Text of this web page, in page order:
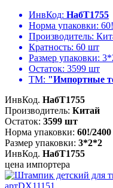
ИнвКод: НабТ1755
Норма упаковки:
Производитель:
Кратность: 60 шт
Размер упаковки:
Остаток: 3599 шт
ТМ: "Импортные
ИнвКод. НабТ1755
Производитель: Китай
Остаток: 3599 шт
Норма упаковки: 60!/2400
Размер упаковки: 3*2*2
ИнвКод. НабТ1755
цена импортера